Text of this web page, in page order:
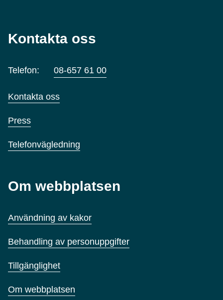
Kontakta oss
Telefon: 08-657 61 00
Kontakta oss
Press
Telefonvägledning
Om webbplatsen
Användning av kakor
Behandling av personuppgifter
Tillgänglighet
Om webbplatsen